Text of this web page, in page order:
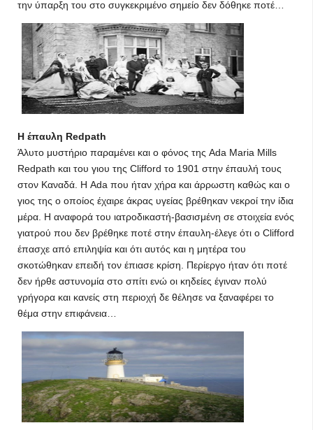
την ύπαρξη του στο συγκεκριμένο σημείο δεν δόθηκε ποτέ…
Η έπαυλη Redpath
Άλυτο μυστήριο παραμένει και ο φόνος της Ada Maria Mills
Redpath και του γιου της Clifford το 1901 στην έπαυλή τους
στον Καναδά. Η Ada που ήταν χήρα και άρρωστη καθώς και ο
γιος της ο οποίος έχαιρε άκρας υγείας βρέθηκαν νεκροί την ίδια
μέρα. Η αναφορά του ιατροδικαστή-βασισμένη σε στοιχεία ενός
γιατρού που δεν βρέθηκε ποτέ στην έπαυλη-έλεγε ότι ο Clifford
έπασχε από επιληψία και ότι αυτός και η μητέρα του
σκοτώθηκαν επειδή τον έπιασε κρίση. Περίεργο ήταν ότι ποτέ
δεν ήρθε αστυνομία στο σπίτι ενώ οι κηδείες έγιναν πολύ
γρήγορα και κανείς στη περιοχή δε θέλησε να ξαναφέρει το
θέμα στην επιφάνεια…